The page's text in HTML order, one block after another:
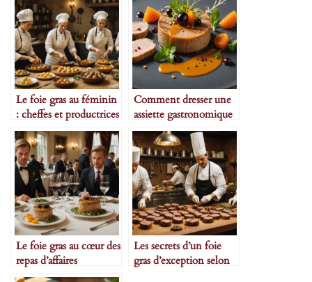
Le foie gras au féminin
: cheffes et productrices
à l’honneur
Comment dresser une
assiette gastronomique
avec du foie gras
Le foie gras au cœur des
repas d’affaires
Les secrets d’un foie
gras d’exception selon